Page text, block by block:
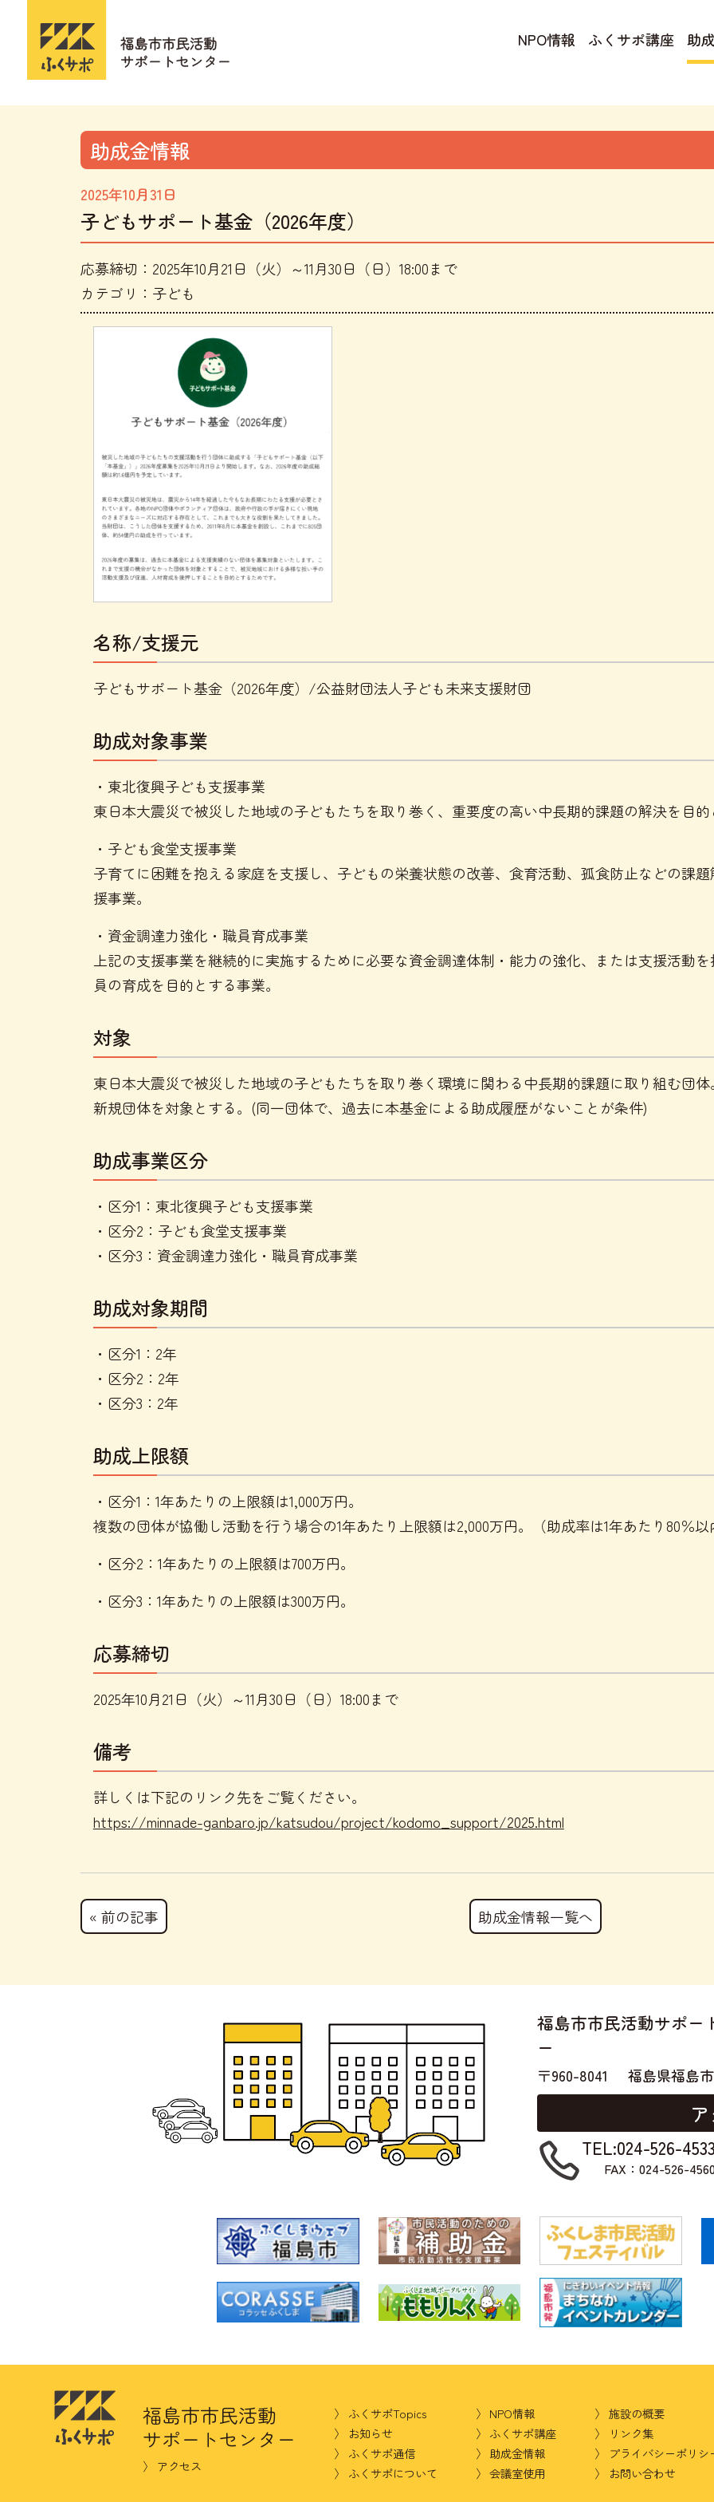
NPO情報 ふくサポ講座 助
助成金情報
2025年10月31日
子どもサポート基金（2026年度）
応募締切：2025年10月21日（火）～11月30日（日）18:00まで
カテゴリ：子ども
名称/支援元
子どもサポート基金（2026年度）/公益財団法人子ども未来支援財団
助成対象事業
・東北復興子ども支援事業
東日本大震災で被災した地域の子どもたちを取り巻く、重要度の高い中長期的課題の解決を目
・子ども食堂支援事業
子育てに困難を抱える家庭を支援し、子どもの栄養状態の改善、食育活動、孤食防止などの課
援事業。
・資金調達力強化・職員育成事業
上記の支援事業を継続的に実施するために必要な資金調達体制・能力の強化、または支援活動
員の育成を目的とする事業。
対象
東日本大震災で被災した地域の子どもたちを取り巻く環境に関わる中長期的課題に取り組む団体
新規団体を対象とする。(同一団体で、過去に本基金による助成履歴がないことが条件)
助成事業区分
・区分1：東北復興子ども支援事業
・区分2：子ども食堂支援事業
・区分3：資金調達力強化・職員育成事業
助成対象期間
・区分1：2年
・区分2：2年
・区分3：2年
助成上限額
・区分1：1年あたりの上限額は1,000万円。
複数の団体が協働し活動を行う場合の1年あたり上限額は2,000万円。（助成率は1年あたり80％以
・区分2：1年あたりの上限額は700万円。
・区分3：1年あたりの上限額は300万円。
応募締切
2025年10月21日（火）～11月30日（日）18:00まで
備考
詳しくは下記のリンク先をご覧ください。
https://minnade-ganbaro.jp/katsudou/project/kodomo_support/2025.html
« 前の記事 助成金情報一覧へ
福島市市民活動サポー
ー
〒960-8041 福島県福島
TEL:024-526-
FAX：024-526-
福島市市民活動
サポートセンター
アクセス
ふくサポTopics
お知らせ
ふくサポ通信
ふくサポについて
NPO情報
ふくサポ講座
助成金情報
会議室使用
施設の概要
リンク集
プライバシーポリシ
お問い合わせ